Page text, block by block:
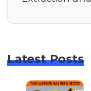
Latest Posts